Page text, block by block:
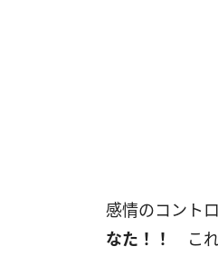
感情のコント
なた！！
こ